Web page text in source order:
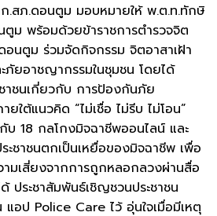
สภ.ดอนตูม มอบหมายให้ พ.ต.ท.ทักษิ
ม พร้อมด้วยข้าราชการตำรวจจิต
อนตูม ร่วมจัดกิจกรรม จิตอาสาเฝ้า
ยอาชญากรรมในชุมชน โดยได้
าชนเกี่ยวกับ การป้องกันภัย
ใต้แนวคิด “ไม่เชื่อ ไม่รีบ ไม่โอน”
บ 18 กลโกงมิจฉาชีพออนไลน์ และ
ะชาชนตกเป็นเหยื่อของมิจฉาชีพ เพื่อ
มเสี่ยงจากการถูกหลอกลวงผ่านสื่อ
ประชาสัมพันธ์เชิญชวนประชาชน
อป Police Care ไว้ อุ่นใจเมื่อมีเหตุ